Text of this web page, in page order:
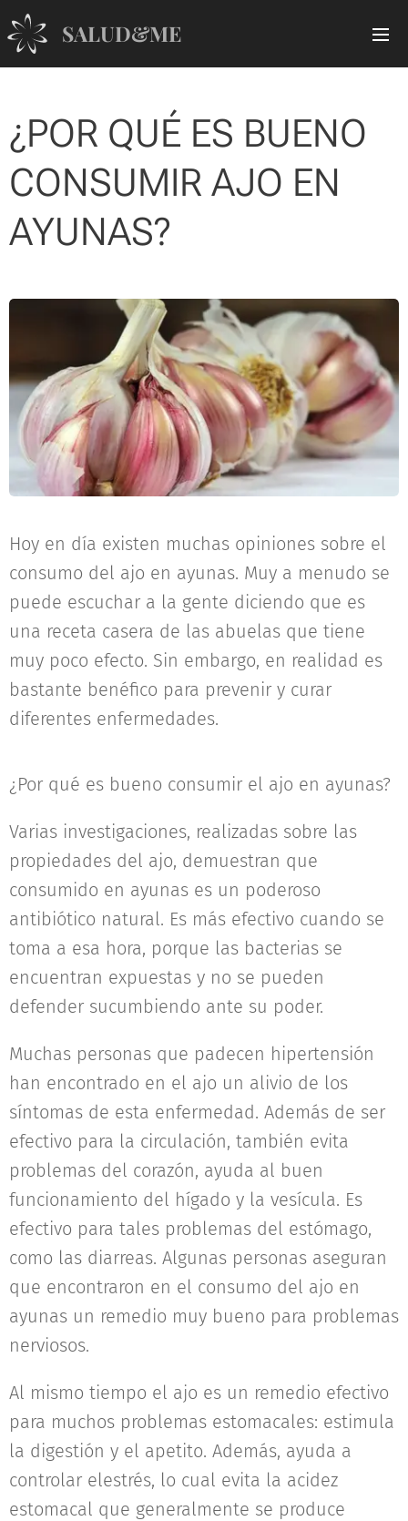
SALUD&ME
¿POR QUÉ ES BUENO
CONSUMIR AJO EN
AYUNAS?
Hoy en día existen muchas opiniones sobre el
consumo del ajo en ayunas. Muy a menudo se
puede escuchar a la gente diciendo que es
una receta casera de las abuelas que tiene
muy poco efecto. Sin embargo, en realidad es
bastante benéfico para prevenir y curar
diferentes enfermedades.
¿Por qué es bueno consumir el ajo en ayunas?
Varias investigaciones, realizadas sobre las
propiedades del ajo, demuestran que
consumido en ayunas es un poderoso
antibiótico natural. Es más efectivo cuando se
toma a esa hora, porque las bacterias se
encuentran expuestas y no se pueden
defender sucumbiendo ante su poder.
Muchas personas que padecen hipertensión
han encontrado en el ajo un alivio de los
síntomas de esta enfermedad. Además de ser
efectivo para la circulación, también evita
problemas del corazón, ayuda al buen
funcionamiento del hígado y la vesícula. Es
efectivo para tales problemas del estómago,
como las diarreas. Algunas personas aseguran
que encontraron en el consumo del ajo en
ayunas un remedio muy bueno para problemas
nerviosos.
Al mismo tiempo el ajo es un remedio efectivo
para muchos problemas estomacales: estimula
la digestión y el apetito. Además, ayuda a
controlar elestrés, lo cual evita la acidez
estomacal que generalmente se produce